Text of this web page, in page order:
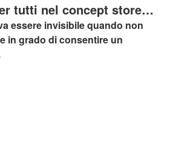
tutti nel concept store
essere invisibile quando non
in grado di consentire un